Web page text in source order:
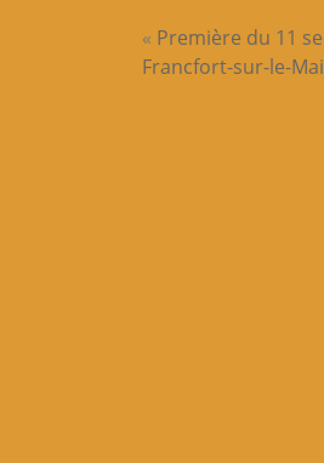
« Première du 11
Francfort-sur-le-